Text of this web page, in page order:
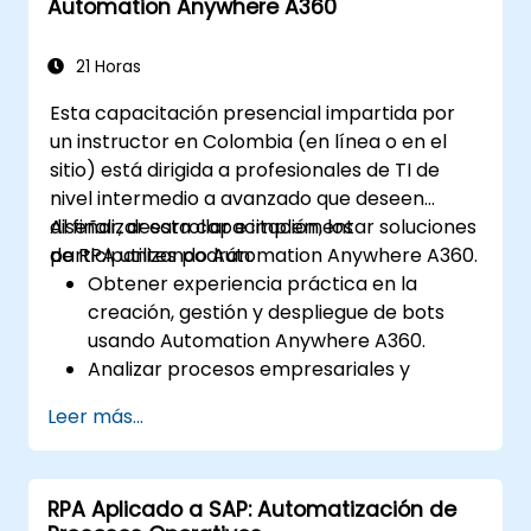
Automation Anywhere A360
21 Horas
Esta capacitación presencial impartida por
un instructor en Colombia (en línea o en el
sitio) está dirigida a profesionales de TI de
nivel intermedio a avanzado que deseen
diseñar, desarrollar e implementar soluciones
de RPA utilizando Automation Anywhere A360.
Al finalizar esta capacitación, los
participantes podrán:
Obtener experiencia práctica en la
creación, gestión y despliegue de bots
usando Automation Anywhere A360.
Analizar procesos empresariales y
con A360.
Aprender habilidades avanzadas de
desarrollo de bots, como la
automatización cognitiva, el trabajo con
Leer más...
RPA Aplicado a SAP: Automatización de